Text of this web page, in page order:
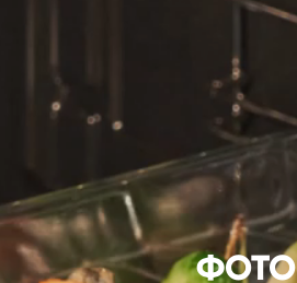
ФОТО